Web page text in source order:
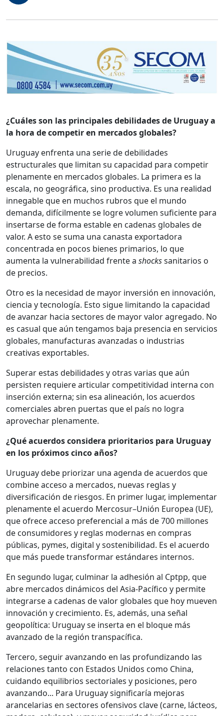
¿Cuáles son las principales debilidades de Uruguay a
la hora de competir en mercados globales?
Uruguay enfrenta una serie de debilidades
estructurales que limitan su capacidad para competir
plenamente en mercados globales. La primera es la
escala, no geográfica, sino productiva. Es una realidad
innegable que en muchos rubros que el mundo
demanda, difícilmente se logre volumen suficiente para
insertarse de forma estable en cadenas globales de
valor. A esto se suma una canasta exportadora
concentrada en pocos bienes primarios, lo que
aumenta la vulnerabilidad frente a shockssanitarios o
de precios.
Otro es la necesidad de mayor inversión en innovación,
ciencia y tecnología. Esto sigue limitando la capacidad
de avanzar hacia sectores de mayor valor agregado. No
es casual que aún tengamos baja presencia en servicios
globales, manufacturas avanzadas o industrias
creativas exportables.
Superar estas debilidades y otras varias que aún
persisten requiere articular competitividad interna con
inserción externa; sin esa alineación, los acuerdos
comerciales abren puertas que el país no logra
aprovechar plenamente.
¿Qué acuerdos considera prioritarios para Uruguay
en los próximos cinco años?
Uruguay debe priorizar una agenda de acuerdos que
combine acceso a mercados, nuevas reglas y
diversificación de riesgos. En primer lugar, implementar
plenamente el acuerdo Mercosur–Unión Europea (UE),
que ofrece acceso preferencial a más de 700 millones
de consumidores y reglas modernas en compras
públicas, pymes, digital y sostenibilidad. Es el acuerdo
que más puede transformar estándares internos.
En segundo lugar, culminar la adhesión al Cptpp, que
abre mercados dinámicos del Asia-Pacífico y permite
integrarse a cadenas de valor globales que hoy mueven
innovación y crecimiento. Es, además, una señal
geopolítica: Uruguay se inserta en el bloque más
avanzado de la región transpacífica.
Tercero, seguir avanzando en las profundizando las
relaciones tanto con Estados Unidos como China,
cuidando equilibrios sectoriales y posiciones, pero
avanzando... Para Uruguay significaría mejoras
arancelarias en sectores ofensivos clave (carne, lácteos,